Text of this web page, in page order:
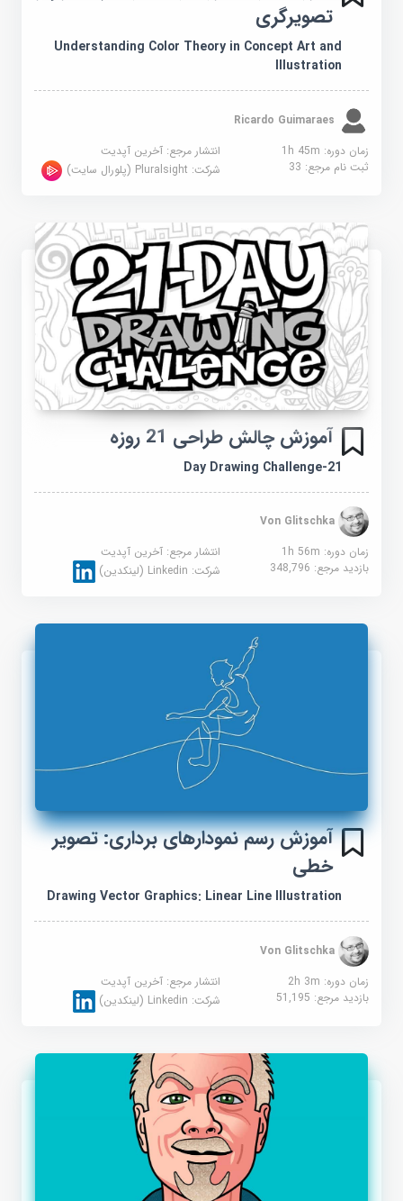
تصویرگری
Understanding Color Theory in Concept Art and
Illustration
Ricardo Guimaraes
زمان دوره: 1h 45m
انتشار مرجع:آخرین آپدیت
ثبت نام مرجع:33 شرکت:Pluralsight (پلورال سایت)
آموزش چالش طراحی 21 روزه
21-Day Drawing Challenge
Von Glitschka
زمان دوره: 1h 56m
انتشار مرجع:آخرین آپدیت
بازدید مرجع:348,796 شرکت:Linkedin (لینکدین)
آموزش رسم نمودارهای برداری: تصویر
خطی
Drawing Vector Graphics: Linear Line Illustration
Von Glitschka
زمان دوره: 2h 3m
انتشار مرجع:آخرین آپدیت
بازدید مرجع:51,195 شرکت:Linkedin (لینکدین)